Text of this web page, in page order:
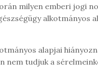
milyen emberi jogi
alkotmányos
alapjai
nem tudjuk a